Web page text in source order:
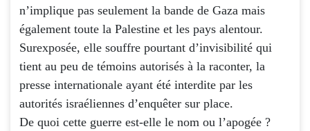
n’implique pas seulement la bande de Gaza mais
également toute la Palestine et les pays alentour.
Surexposée, elle souffre pourtant d’invisibilité qui
tient au peu de témoins autorisés à la raconter, la
presse internationale ayant été interdite par les
autorités israéliennes d’enquêter sur place.
De quoi cette guerre est-elle le nom ou l’apogée ?